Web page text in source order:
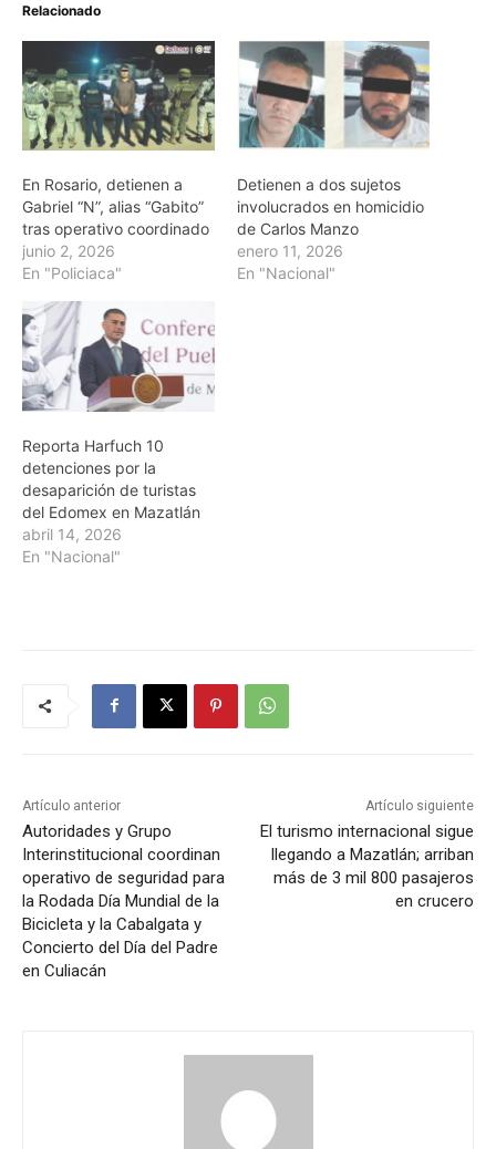
Relacionado
En Rosario, detienen a
Gabriel “N”, alias “Gabito”
tras operativo coordinado
junio 2, 2026
En "Policiaca"
Detienen a dos sujetos
involucrados en homicidio
de Carlos Manzo
enero 11, 2026
En "Nacional"
Reporta Harfuch 10
detenciones por la
desaparición de turistas
del Edomex en Mazatlán
abril 14, 2026
En "Nacional"
Artículo anterior
Autoridades y Grupo
Interinstitucional coordinan
operativo de seguridad para
la Rodada Día Mundial de la
Bicicleta y la Cabalgata y
Concierto del Día del Padre
en Culiacán
Artículo siguiente
El turismo internacional sigue
llegando a Mazatlán; arriban
más de 3 mil 800 pasajeros
en crucero